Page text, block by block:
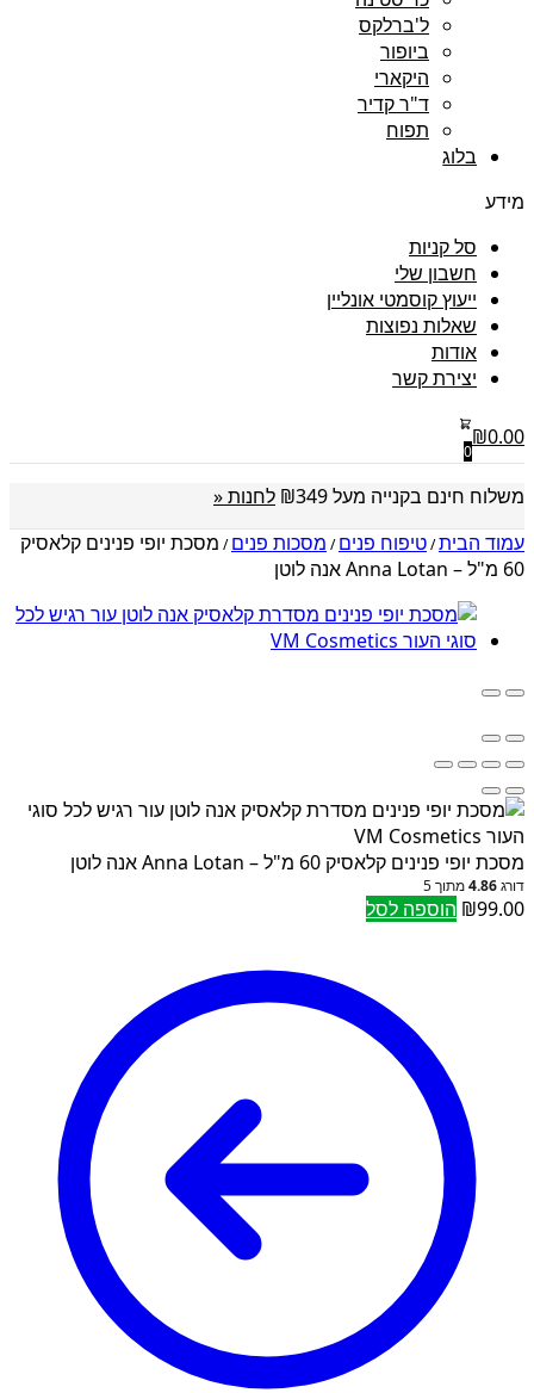
ל'ברלקס
ביופור
היקארי
ד"ר קדיר
תפוח
בלוג
מידע
סל קניות
חשבון שלי
ייעוץ קוסמטי אונליין
שאלות נפוצות
אודות
יצירת קשר
₪0.00
0
משלוח חינם בקנייה מעל ₪349
לחנות «
עמוד הבית/טיפוח פנים/ מסכות פנים/ מסכת יופי פנינים קלאסיק
60 מ"ל – Anna Lotan אנה לוטן
מסכת יופי פנינים קלאסיק 60 מ"ל – Anna Lotan אנה לוטן
דורג4.86מתוך 5
₪99.00 הוספה לסל